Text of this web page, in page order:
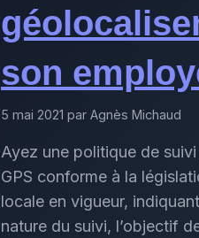
son
5 mai 2021 par Agnès Michaud
Ayez une politique de
GPS conforme à la
locale en vigueur,
nature du suivi, l’objectif